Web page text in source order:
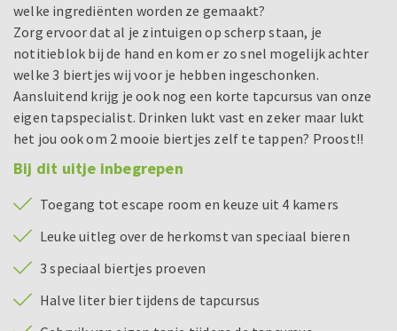
welke ingrediënten worden ze gemaakt?
Zorg ervoor dat al je zintuigen op scherp staan, je
notitieblok bij de hand en kom er zo snel mogelijk achter
welke 3 biertjes wij voor je hebben ingeschonken.
Aansluitend krijg je ook nog een korte tapcursus van onze
eigen tapspecialist. Drinken lukt vast en zeker maar lukt
het jou ook om 2 mooie biertjes zelf te tappen? Proost!!
Bij dit uitje inbegrepen
Toegang tot escape room en keuze uit 4 kamers
Leuke uitleg over de herkomst van speciaal bieren
3 speciaal biertjes proeven
Halve liter bier tijdens de tapcursus